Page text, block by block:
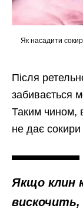
Як насадити
Після
забивається
Таким чином,
не дає сокири
Якщо клин